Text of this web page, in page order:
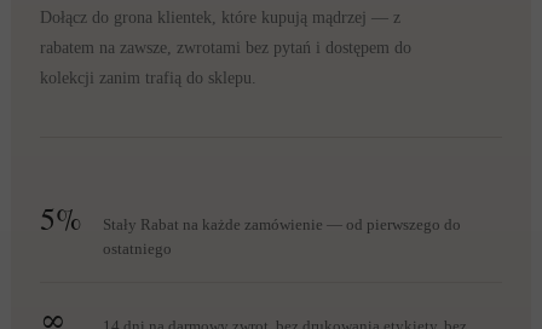
Dołącz do grona klientek, które kupują mądrzej — z
rabatem na zawsze, zwrotami bez pytań i dostępem do
kolekcji zanim trafią do sklepu.
5%
Stały Rabat na każde zamówienie — od pierwszego do
ostatniego
∞